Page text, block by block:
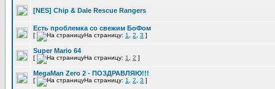
[NES] Chip & Dale Rescue Rangers
Есть проблемка со свежим БоФом
[ На страницу: 1 2 3 ]
Super Mario 64
[ На страницу: 1 2 ]
MegaMan Zero 2 - ПОЗДРАВЛЯЮ!!!
[ На страницу: 1 2 3 ]